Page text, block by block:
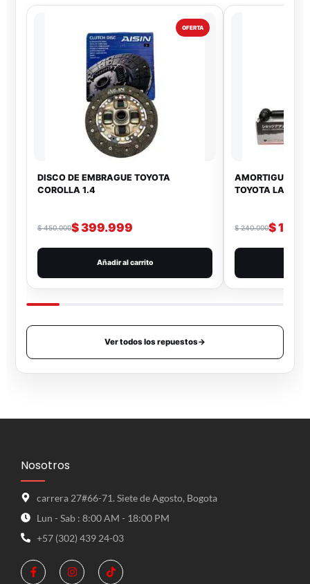
OFERTA
DISCO DE EMBRAGUE TOYOTA
COROLLA 1.4
$450.000$399.999
Añadir al carrito
TOYOTA LAND
$240.000$
Ver todos los repuestos→
Nosotros
carrera 27#66-71. Siete de Agosto, Bogota
Lun - Sab : 8:00 AM - 18:00 PM
+57 (302) 439 24-03